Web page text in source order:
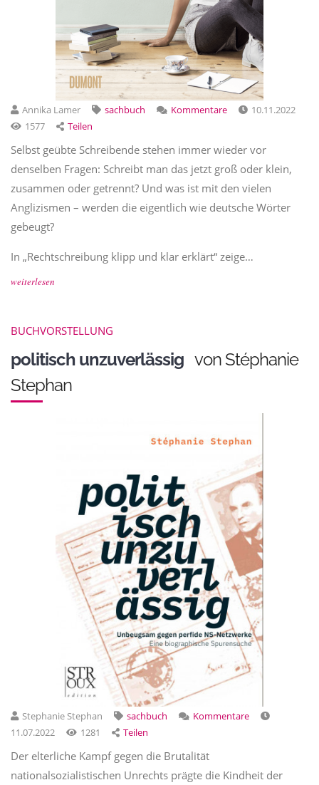
Annika Lamer sachbuch Kommentare
10.11.2022
1577
Teilen
Selbst geübte Schreibende stehen immer wieder vor
denselben Fragen: Schreibt man das jetzt groß oder klein,
zusammen oder getrennt? Und was ist mit den vielen
Anglizismen – werden die eigentlich wie deutsche Wörter
gebeugt?
In „Rechtschreibung klipp und klar erklärt“ zeige…
weiterlesen
BUCHVORSTELLUNG
politisch unzuverlässig von Stéphanie
Stephan
Stephanie Stephan sachbuch
Kommentare
11.07.2022
1281 Teilen
Der elterliche Kampf gegen die Brutalität
nationalsozialistischen Unrechts prägte die Kindheit der